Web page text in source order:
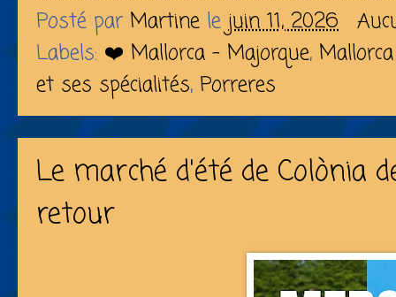
Posté par Martine le juin 11, 2026
Labels: ❤️ Mallorca - Majorque,
et ses spécialités, Porreres
Le marché d'été de Colònia
retour